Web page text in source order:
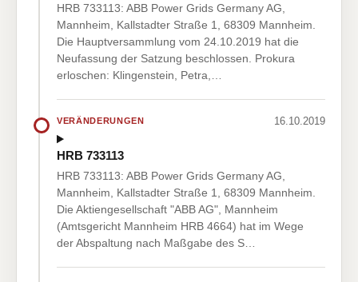
HRB 733113: ABB Power Grids Germany AG,
Mannheim, Kallstadter Straße 1, 68309 Mannheim.
Die Hauptversammlung vom 24.10.2019 hat die
Neufassung der Satzung beschlossen. Prokura
erloschen: Klingenstein, Petra,…
VERÄNDERUNGEN 16.10.2019
HRB 733113
HRB 733113: ABB Power Grids Germany AG,
Mannheim, Kallstadter Straße 1, 68309 Mannheim.
Die Aktiengesellschaft "ABB AG", Mannheim
(Amtsgericht Mannheim HRB 4664) hat im Wege
der Abspaltung nach Maßgabe des S…